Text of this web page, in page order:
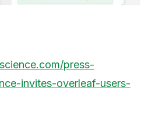
press-
invites-overleaf-users-